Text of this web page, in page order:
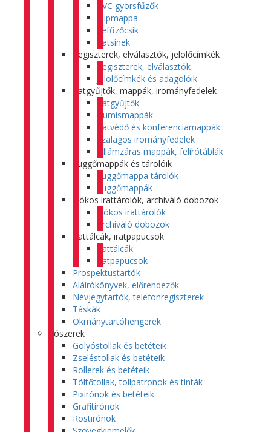
PVC gyorsfűzők
Klipmappa
Lefűzőcsík
Iratsínek
Regiszterek, elválasztók, jelölőcímkék
Regiszterek, elválasztók
Jelölőcímkék és adagolóik
Iratgyűjtők, mappák, irományfedelek
Iratgyűjtők
Gumismappák
Iratvédő és konferenciamappák
Szalagos irományfedelek
Villámzáras mappák, felírótáblák
Függőmappák és tárolóik
Függőmappa tárolók
Függőmappák
Fiókos irattárolók, archiváló dobozok
Fiókos irattárolók
Archiváló dobozok
Irattálcák, iratpapucsok
Irattálcák
Iratpapucsok
Prospektustartók
Aláírókönyvek, előrendezők
Névjegytartók, telefonregiszterek
Táskák
Okmánytartóhengerek
Írószerek
Golyóstollak és betéteik
Zseléstollak és betéteik
Rollerek és betéteik
Töltőtollak, tollpatronok és tinták
Pixirónok és betéteik
Grafitirónok
Rostirónok